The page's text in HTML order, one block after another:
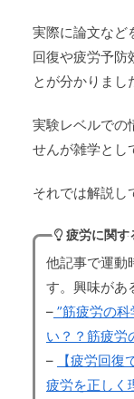
実際に論文など
回復や疲労予防
とが分かりまし
実験レベルでの
せんが雑学とし
それでは解説し
疲労に関す
他記事で運動
す。興味があ
– ”筋疲労の
い？？筋疲労
–
【疲労回
疲労を正しく